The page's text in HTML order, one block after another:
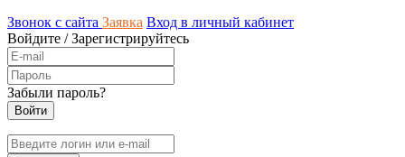
Звонок с сайта Заявка Вход в личный кабинет
Войдите /Зарегистрируйтесь
Забыли пароль?